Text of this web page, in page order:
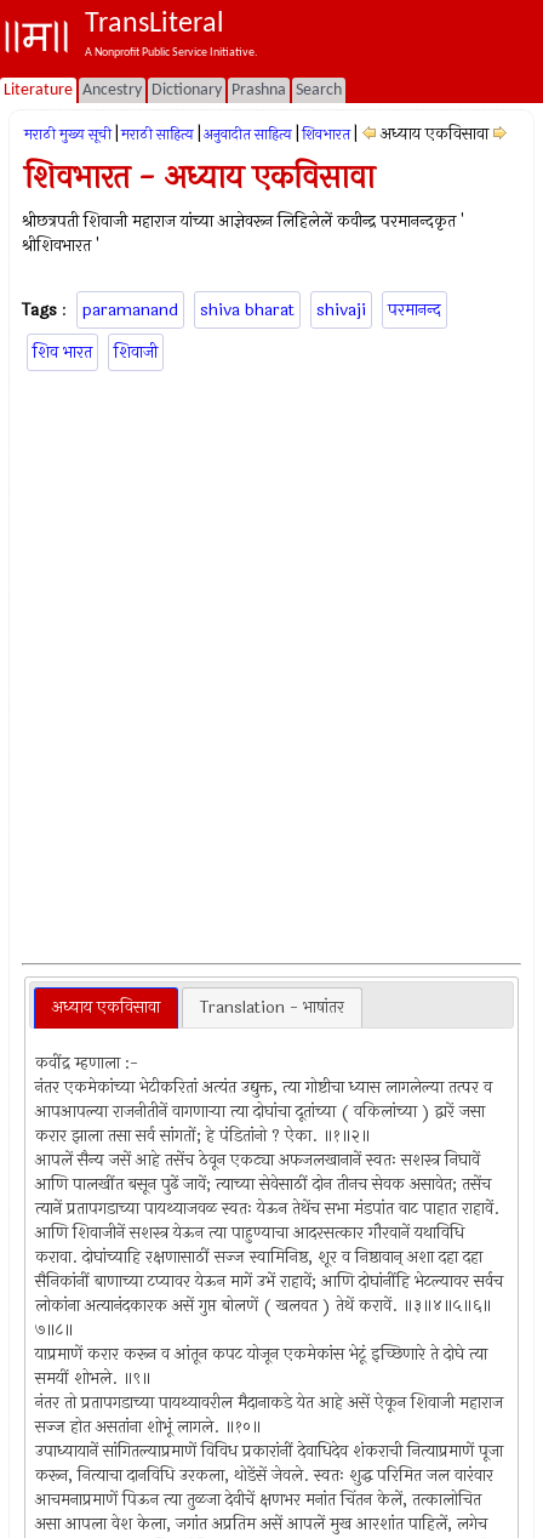
TransLiteral
A Nonprofit Public Service Initiative.
Literature Ancestry Dictionary Prashna Search
मराठी मुख्य सूची मराठी साहित्य अनुवादीत साहित्य शिवभारत अध्याय एकविसावा
शिवभारत - अध्याय एकविसावा
श्रीछत्रपती शिवाजी महाराज यांच्या आज्ञेवरून लिहिलेलें कवीन्द्र परमानन्दकृत '
श्रीशिवभारत '
Tags : paramanand shiva bharat shivaji
परमानन्द
शिव भारत
शिवाजी
अध्याय एकविसावा Translation - भाषांतर
कवींद्र म्हणाला :-
नंतर एकमेकांच्या भेटीकरितां अत्यंत उद्युक्त, त्या गोष्टीचा ध्यास लागलेल्या तत्पर व
आपआपल्या राजनीतीनें वागणार्‍या त्या दोघांचा दूतांच्या ( वकिलांच्या ) द्वारें जसा
करार झाला तसा सर्व सांगतों; हे पंडितांनो ? ऐका. ॥१॥२॥
आपलें सैन्य जसें आहे तसेंच ठेवून एकट्या अफजलखानानें स्वतः सशस्त्र निघावें
आणि पालखींत बसून पुढें जावें; त्याच्या सेवेसाठीं दोन तीनच सेवक असावेत; तसेंच
त्यानें प्रतापगडाच्या पायथ्याजवळ स्वतः येऊन तेथेंच सभा मंडपांत वाट पाहात राहावें.
आणि शिवाजीनें सशस्त्र येऊन त्या पाहुण्याचा आदरसत्कार गौरवानें यथाविधि
करावा. दोघांच्याहि रक्षणासाठीं सज्ज स्वामिनिष्ठ, शूर व निष्ठावान् अशा दहा दहा
सैनिकांनीं बाणाच्या टप्यावर येऊन मागें उभें राहावें; आणि दोघांनींहि भेटल्यावर सर्वच
लोकांना अत्यानंदकारक असें गुप्त बोलणें ( खलवत ) तेथें करावें. ॥३॥४॥५॥६॥
७॥८॥
याप्रमाणें करार करून व आंतून कपट योजून एकमेकांस भेटूं इच्छिणारे ते दोघे त्या
समयीं शोभले. ॥९॥
नंतर तो प्रतापगडाच्या पायथ्यावरील मैदानाकडे येत आहे असें ऐकून शिवाजी महाराज
सज्ज होत असतांना शोभूं लागले. ॥१०॥
उपाध्यायानें सांगितल्याप्रमाणें विविध प्रकारांनीं देवाधिदेव शंकराची नित्याप्रमाणें पूजा
करून, नित्याचा दानविधि उरकला, थोडेंसें जेवले. स्वतः शुद्ध परिमित जल वारंवार
आचमनाप्रमाणें पिऊन त्या तुळजा देवीचें क्षणभर मनांत चिंतन केलें, तत्कालोचित
असा आपला वेश केला, जगांत अप्रतिम असें आपलें मुख आरशांत पाहिलें, लगेच